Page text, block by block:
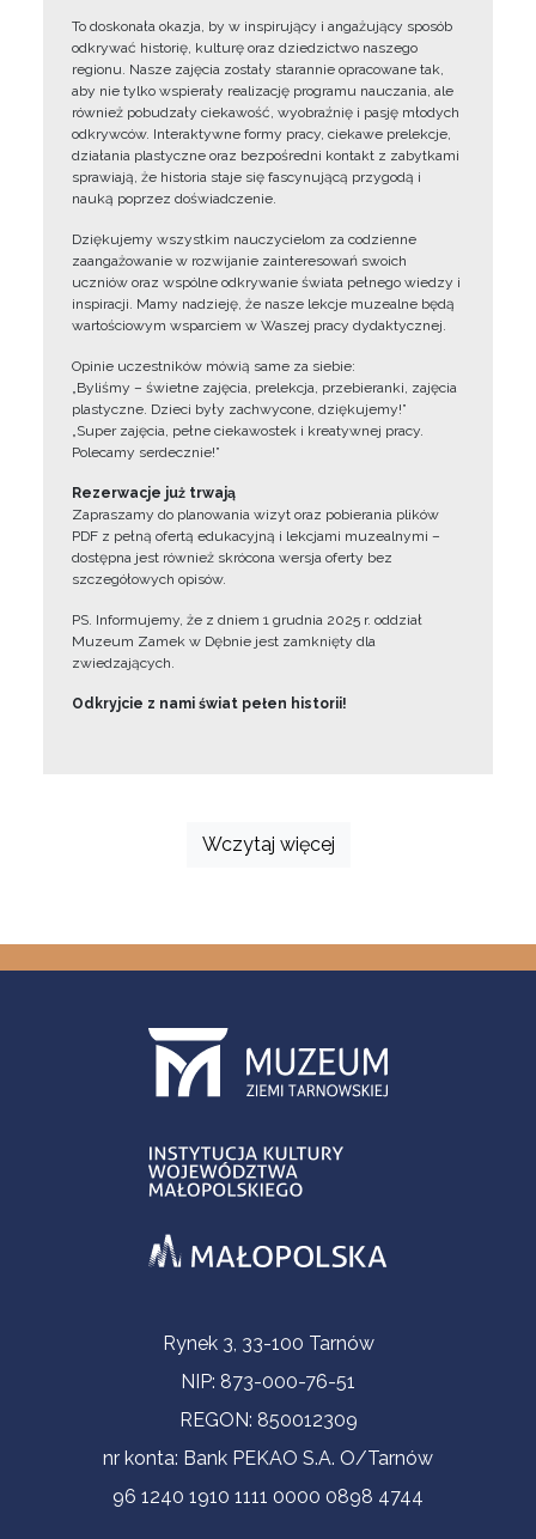
To doskonała okazja, by w inspirujący i angażujący sposób
odkrywać historię, kulturę oraz dziedzictwo naszego
regionu. Nasze zajęcia zostały starannie opracowane tak,
aby nie tylko wspierały realizację programu nauczania, ale
również pobudzały ciekawość, wyobraźnię i pasję młodych
odkrywców. Interaktywne formy pracy, ciekawe prelekcje,
działania plastyczne oraz bezpośredni kontakt z zabytkami
sprawiają, że historia staje się fascynującą przygodą i
nauką poprzez doświadczenie.
Dziękujemy wszystkim nauczycielom za codzienne
zaangażowanie w rozwijanie zainteresowań swoich
uczniów oraz wspólne odkrywanie świata pełnego wiedzy i
inspiracji. Mamy nadzieję, że nasze lekcje muzealne będą
wartościowym wsparciem w Waszej pracy dydaktycznej.
Opinie uczestników mówią same za siebie:
„Byliśmy – świetne zajęcia, prelekcja, przebieranki, zajęcia
plastyczne. Dzieci były zachwycone, dziękujemy!”
„Super zajęcia, pełne ciekawostek i kreatywnej pracy.
Polecamy serdecznie!”
Rezerwacje już trwają
Zapraszamy do planowania wizyt oraz pobierania plików
PDF z pełną ofertą edukacyjną i lekcjami muzealnymi –
dostępna jest również skrócona wersja oferty bez
szczegółowych opisów.
PS. Informujemy, że z dniem 1 grudnia 2025 r. oddział
Muzeum Zamek w Dębnie jest zamknięty dla
zwiedzających.
Odkryjcie z nami świat pełen historii!
Wczytaj więcej
Informacje kontaktoweRynek 3, 33-100 Tarnów
NIP: 873-000-76-51
REGON: 850012309
nr konta: Bank PEKAO S.A. O/Tarnów
96 1240 1910 1111 0000 0898 4744